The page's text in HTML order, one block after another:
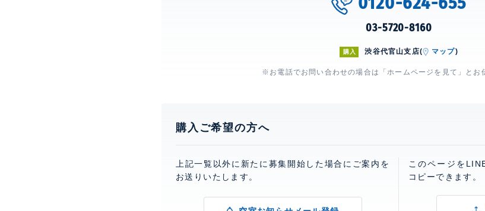
03-5720-8160
購入 渋谷代官山支店( マップ)
※お電話でお問い合わせの場合は「ホームページを見て」とお
購入ご希望の方へ
上記一覧以外に新たに募集開始した場合にご案内を
お送りいたします。
このページを
コピーできます。